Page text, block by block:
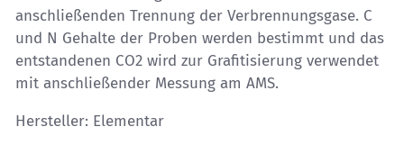
anschließenden Trennung der Verbrennungsgase. C
und N Gehalte der Proben werden bestimmt und das
entstandenen CO2 wird zur Grafitisierung verwendet
mit anschließender Messung am AMS.
Hersteller: Elementar